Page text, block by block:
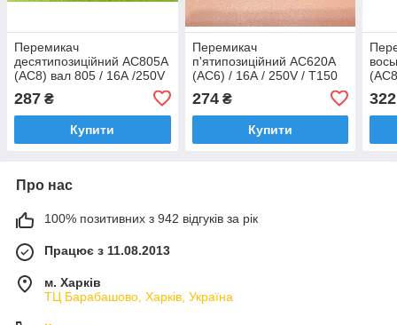
Перемикач
десятипозиційний AC805A
(AC8) вал 805 / 16А /250V
/Т150 (контакти зовні 9+6)
ARGESON, Туреччина
287 ₴
Купити
Перемикач
п'ятипозиційний AC620A
(AC6) / 16А / 250V / Т150
ARGESON, Туреччина
274₴
Купити
+ 7)
322
Про нас
100% позитивних з 942 відгуків за рік
Працює з 11.08.2013
м. Харків
ТЦ Барабашово, Харків, Україна